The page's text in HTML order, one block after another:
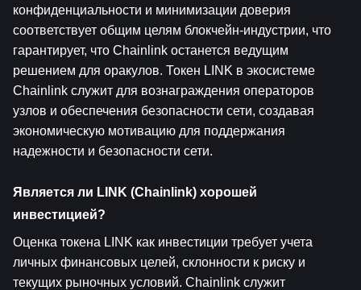
конфиденциальности и минимизации доверия
соответствует общим целям блокчейн-индустрии, что
гарантирует, что Chainlink останется ведущим
решением для оракулов. Токен LINK в экосистеме
Chainlink служит для вознаграждения операторов
узлов и обеспечения безопасности сети, создавая
экономическую мотивацию для поддержания
надежности и безопасности сети.
Является ли LINK (Chainlink) хорошей
инвестицией?
Оценка токена LINK как инвестиции требует учета
личных финансовых целей, склонности к риску и
текущих рыночных условий. Chainlink служит